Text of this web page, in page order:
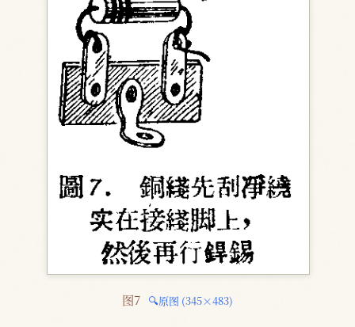
图7 🔍原图 (345×483)